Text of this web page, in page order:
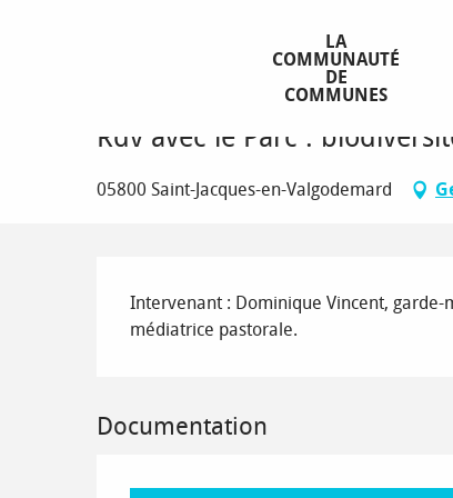
LA
COMMUNAUTÉ
DE
COMMUNES
Thursday 20 august from 18:00 to 19:30
Rdv avec le Parc :
05800 Saint-Jacques-en-Valgodemard
Intervenant : Dominique Vincent, garde-
médiatrice pastorale.
Documentation